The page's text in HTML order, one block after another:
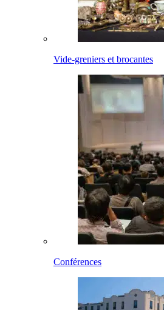
Vide-greniers et brocantes
Conférences